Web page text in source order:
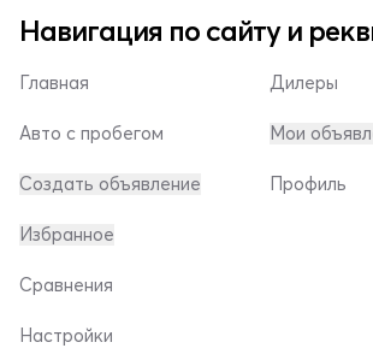
Навигация по сайту и
Главная
Авто с пробегом
Создать объявление
Дилеры
Мои
Профиль
Избранное
Сравнения
Настройки